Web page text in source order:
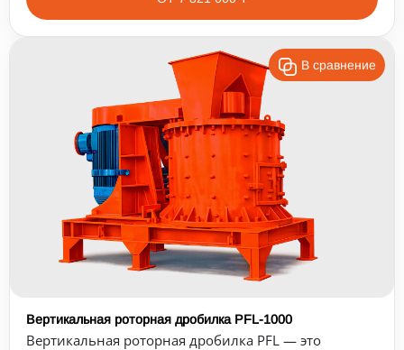
В сравнение
Вертикальная роторная дробилка PFL-1000
Вертикальная роторная дробилка PFL — это